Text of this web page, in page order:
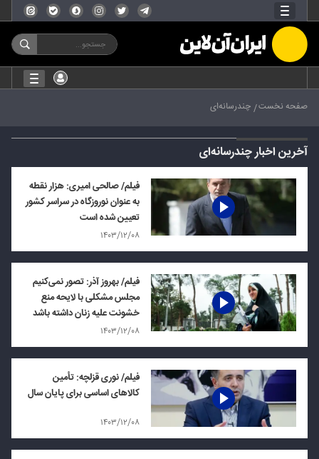
صفحه نخست چندرسانه‌ای
آخرین اخبار چندرسانه‌ای
فیلم/ صالحی امیری: هزار نقطه
به عنوان نوروزگاه در سراسر کشور
تعیین شده است
۱۴۰۳/۱۲/۰۸
فیلم/ بهروز آذر: تصور نمی‌کنیم
مجلس مشکلی با لایحه منع
خشونت علیه زنان داشته باشد
۱۴۰۳/۱۲/۰۸
فیلم/ نوری قزلچه: تأمین
کالاهای اساسی برای پایان سال
۱۴۰۳/۱۲/۰۸